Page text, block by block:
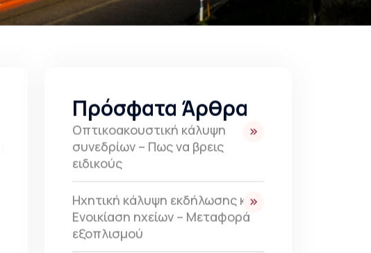
Πρόσφατα Άρθρα
Οπτικοακουστική κάλυψη
συνεδρίων – Πως να βρεις
ειδικούς
Ηχητική κάλυψη εκδήλωσης και
Ενοικίαση ηχείων – Μεταφορά
εξοπλισμού